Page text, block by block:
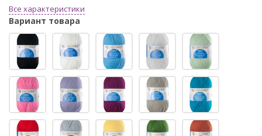
Все характеристики
Вариант товара